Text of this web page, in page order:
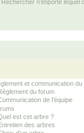
Rechercher n’importe lequel